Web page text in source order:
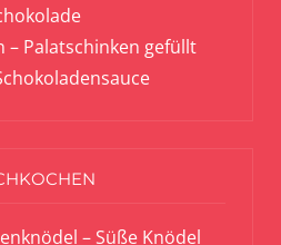
– Palatschinken gefüllt
– Süße Knödel